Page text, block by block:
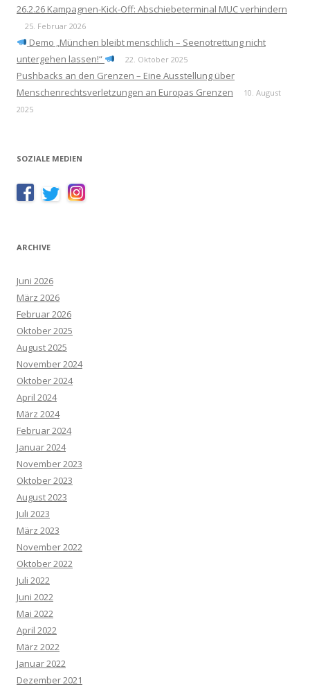
26.2.26 Kampagnen-Kick-Off: Abschiebeterminal MUC verhindern
25. Februar 2026
Demo „München bleibt menschlich – Seenotrettung nicht
untergehen lassen!“
22. Oktober 2025
Pushbacks an den Grenzen – Eine Ausstellung über
Menschenrechtsverletzungen an Europas Grenzen
10. August
2025
SOZIALE MEDIEN
ARCHIVE
Juni 2026
März 2026
Februar 2026
Oktober 2025
August 2025
November 2024
Oktober 2024
April 2024
März 2024
Februar 2024
Januar 2024
November 2023
Oktober 2023
August 2023
Juli 2023
März 2023
November 2022
Oktober 2022
Juli 2022
Juni 2022
Mai 2022
April 2022
März 2022
Januar 2022
Dezember 2021